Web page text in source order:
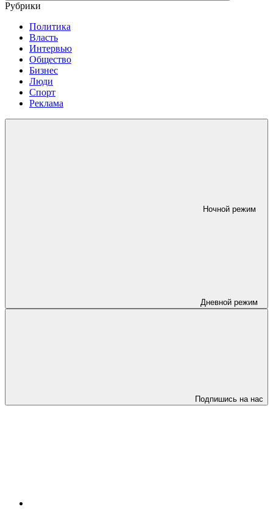
Рубрики
Политика
Власть
Интервью
Общество
Бизнес
Люди
Спорт
Реклама
Ночной режим
Дневной режим
Подпишись на нас